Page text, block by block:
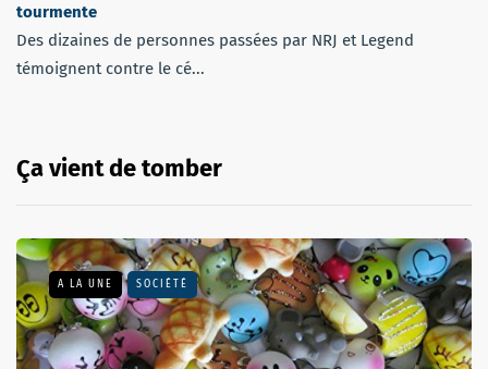
tourmente
Des dizaines de personnes passées par NRJ et Legend
témoignent contre le cé...
Ça vient de tomber
A LA UNE SOCIÉTÉ